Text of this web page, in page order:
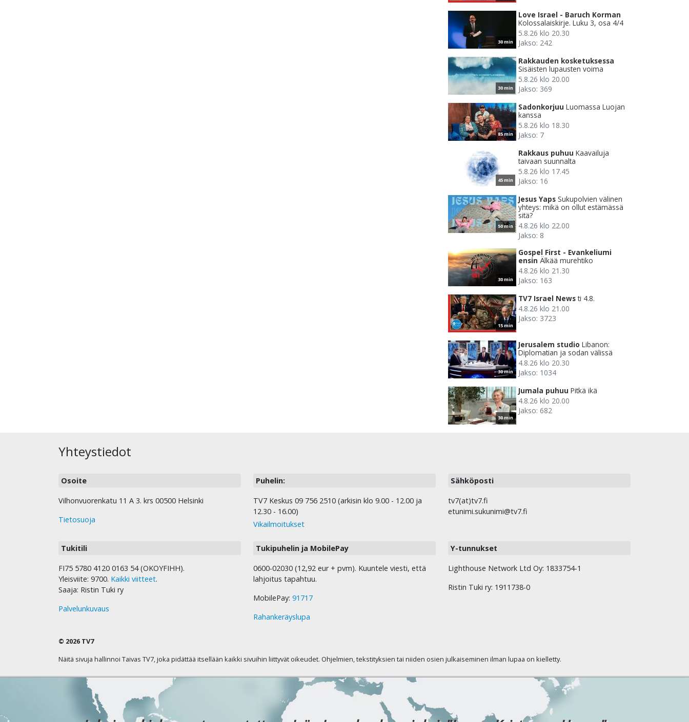
30 min
Love Israel - Baruch Korman
Kolossalaiskirje. Luku 3, osa 4/4
5.8.26 klo 20.30
Jakso: 242
30 min
Rakkauden kosketuksessa
Sisäisten lupausten voima
5.8.26 klo 20.00
Jakso: 369
85 min
Sadonkorjuu Luomassa Luojan
kanssa
5.8.26 klo 18.30
Jakso: 7
45 min
Rakkaus puhuu Kaavailuja
taivaan suunnalta
5.8.26 klo 17.45
Jakso: 16
50 min
Jesus Yaps Sukupolvien välinen
yhteys: mikä on ollut estämässä
sitä?
4.8.26 klo 22.00
Jakso: 8
30 min
Gospel First - Evankeliumi
ensin Älkää murehtiko
4.8.26 klo 21.30
Jakso: 163
15 min
TV7 Israel News ti 4.8.
4.8.26 klo 21.00
Jakso: 3723
30 min
Jerusalem studio Libanon:
Diplomatian ja sodan välissä
4.8.26 klo 20.30
Jakso: 1034
30 min
Jumala puhuu Pitkä ikä
4.8.26 klo 20.00
Jakso: 682
Yhteystiedot
Osoite
Vilhonvuorenkatu 11 A 3. krs 00500 Helsinki
Tietosuoja
Puhelin:
TV7 Keskus 09 756 2510 (arkisin klo 9.00 - 12.00 ja
12.30 - 16.00)
Vikailmoitukset
Sähköposti
tv7(at)tv7.fi
etunimi.sukunimi@tv7.fi
Tukitili
FI75 5780 4120 0163 54 (OKOYFIHH).
Yleisviite: 9700. Kaikki viitteet.
Saaja: Ristin Tuki ry
Palvelunkuvaus
Tukipuhelin ja MobilePay
0600-02030 (12,92 eur + pvm). Kuuntele viesti, että
lahjoitus tapahtuu.
MobilePay: 91717
Rahankeräyslupa
Y-tunnukset
Lighthouse Network Ltd Oy: 1833754-1
Ristin Tuki ry: 1911738-0
© 2026 TV7
Näitä sivuja hallinnoi Taivas TV7, joka pidättää itsellään kaikki sivuihin liittyvät oikeudet. Ohjelmien, tekstityksien tai niiden osien julkaiseminen ilman lupaa on kielletty.